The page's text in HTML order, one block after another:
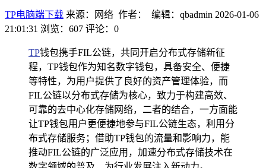
TP电脑端下载 来源：网络 作者： 编辑：qbadmin 2026-01-06
21:01:31 浏览：607 评论：0
TP钱包携手FIL公链，共同开启分布式存储新征
程，TP钱包作为知名数字钱包，具备安全、便捷
等特性，为用户提供了良好的资产管理体验，而
FIL公链以分布式存储为核心，致力于构建高效、
可靠的去中心化存储网络，二者的结合，一方面能
让TP钱包用户更便捷地参与FIL公链生态，利用分
布式存储服务；借助TP钱包的流量和影响力，能
推动FIL公链的广泛应用，加速分布式存储技术在